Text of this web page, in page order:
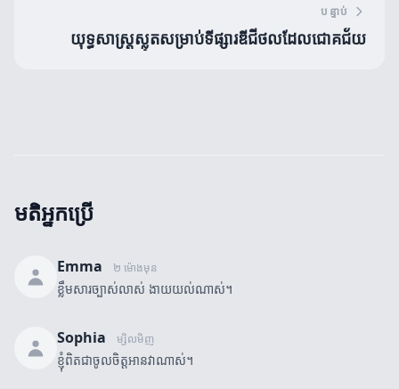
បន្ទាប់
យុទ្ធសាស្ត្រស្លុតសម្រាប់ទីផ្សារឌីជីថលដែលជោគជ័យ
មតិអ្នកប្រើ
Emma ២ ម៉ោងមុន
ខ្លឹមសារច្បាស់លាស់ ងាយយល់ណាស់។
Sophia ម្សិលមិញ
ខ្ញុំពិតជាចូលចិត្តអានវាណាស់។